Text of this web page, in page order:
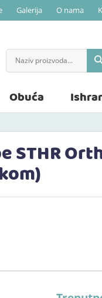
Galerija O nama
Obuća
STHR